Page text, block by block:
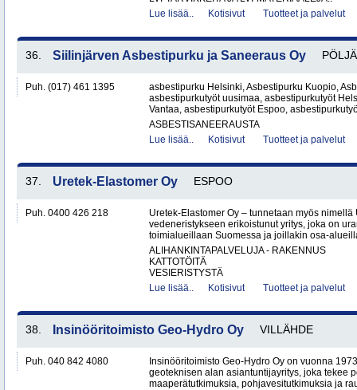
Lue lisää..
Kotisivut Tuotteet ja palvelut
36. Siilinjärven Asbestipurku ja Saneeraus Oy PÖLJÄ
Puh. (017) 461 1395
asbestipurku Helsinki, Asbestipurku Kuopio,
asbestipurkutyöt uusimaa, asbestipurkutyöt
Vantaa, asbestipurkutyöt Espoo,
ASBESTISANEERAUSTA
Lue lisää..
Kotisivut Tuotteet ja palvelut
37. Uretek-Elastomer Oy ESPOO
Puh. 0400 426 218
Uretek-Elastomer Oy – tunnetaan myös
vedeneristykseen erikoistunut yritys, joka on
toimialueillaan Suomessa ja joillakin osa-
ALIHANKINTAPALVELUJA - RAKENNUS
KATTOTÖITÄ
VESIERISTYSTÄ
Lue lisää..
Kotisivut Tuotteet ja palvelut
38. Insinööritoimisto Geo-Hydro Oy VILLÄHDE
Puh. 040 842 4080
Insinööritoimisto Geo-Hydro Oy on vuonna
geoteknisen alan asiantuntijayritys, joka tekee
maaperätutkimuksia, pohjavesitutkimuksia ja